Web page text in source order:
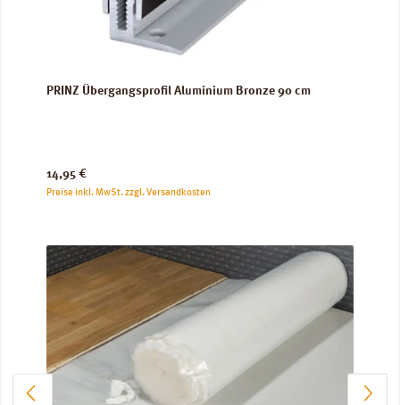
PRINZ Übergangsprofil Aluminium Bronze 90 cm
Regulärer Preis:
14,95 €
Preise inkl. MwSt. zzgl. Versandkosten